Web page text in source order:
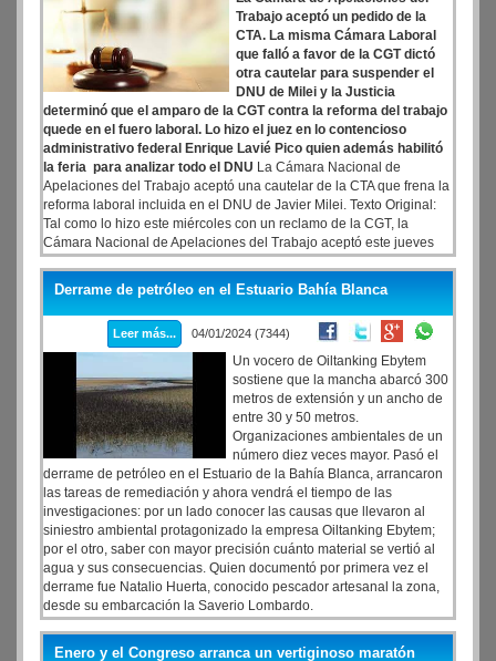
Trabajo aceptó un pedido de la
CTA. La misma Cámara Laboral
que falló a favor de la CGT dictó
otra cautelar para suspender el
DNU de Milei y la Justicia
determinó que el amparo de la CGT contra la reforma del trabajo
quede en el fuero laboral. Lo hizo el juez en lo contencioso
administrativo federal Enrique Lavié Pico quien además habilitó
la feria para analizar todo el DNU La Cámara Nacional de
Apelaciones del Trabajo aceptó una cautelar de la CTA que frena la
reforma laboral incluida en el DNU de Javier Milei. Texto Original:
Tal como lo hizo este miércoles con un reclamo de la CGT, la
Cámara Nacional de Apelaciones del Trabajo aceptó este jueves
una cautelar de la CTA que frena la reforma laboral incluida en el
DNU de Javier Milei. También como ocurrió ayer, el freno a las
reformas incluidas en el decreto de necesidad y urgencia llevó las
firmas de los jueces José Alejandro Sudera y Andrea García Vior. En
esta oportunidad, Dora González, la tercera jueza, no votó. La
misma magistrada argumentó que la presentación de la CTA
"justifica su legitimación activa en su calidad de entidad sindical
debidamente inscripta y autorizada para representar los intereses
individuales y colectivos de las entidades gremiales".
Derrame de petróleo en el Estuario Bahía Blanca
Leer más... 04/01/2024 (7344)
Un vocero de Oiltanking Ebytem
sostiene que la mancha abarcó 300
metros de extensión y un ancho de
entre 30 y 50 metros.
Organizaciones ambientales de un
número diez veces mayor. Pasó el
derrame de petróleo en el Estuario de la Bahía Blanca, arrancaron
las tareas de remediación y ahora vendrá el tiempo de las
investigaciones: por un lado conocer las causas que llevaron al
siniestro ambiental protagonizado la empresa Oiltanking Ebytem;
por el otro, saber con mayor precisión cuánto material se vertió al
agua y sus consecuencias. Quien documentó por primera vez el
derrame fue Natalio Huerta, conocido pescador artesanal la zona,
desde su embarcación la Saverio Lombardo.
Enero y el Congreso arranca un vertiginoso maratón